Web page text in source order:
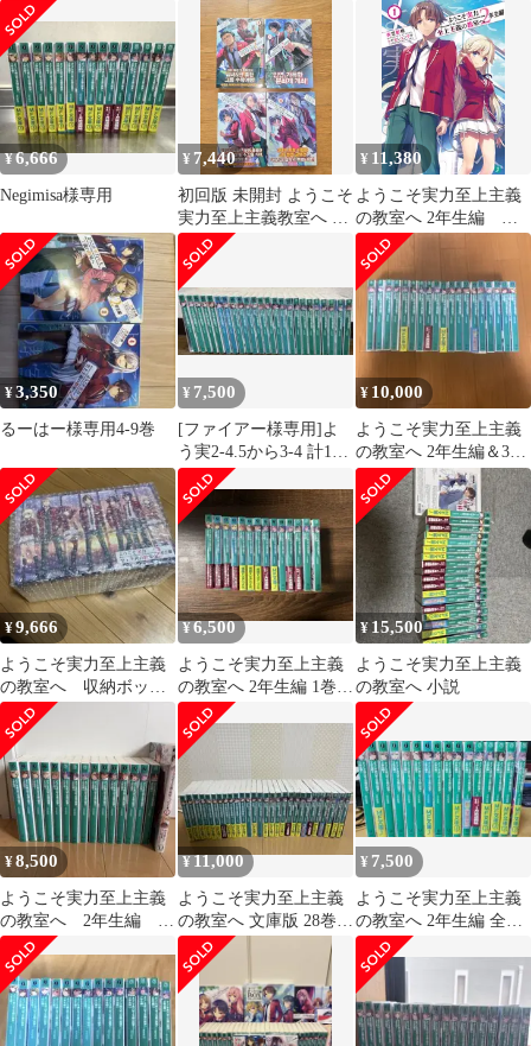
生 編 全巻セット 合計
33冊
義の教室へ 「1年生編
全巻+１年生編公式ガイ
ドブック First File」「2
年生編 14冊※9.5巻抜
け」 セット 衣笠彰梧
【I210-5693】
イトノベル
¥6,666
Negimisa様専用
¥ 7,440
初回版 未開封 ようこそ
実力至上主義教室へ 2
チュ・ハンニョン(JU
HAKNYEON)巻 7-10巻
¥ 11,380
ようこそ実力至上主義
の教室へ 2年生編 ラ
イトノベル 全15冊セ
ット (KADOKAWA/メ
ディアファクトリー)
（文庫） 全巻セット
¥3,350
るーはー様専用4-9巻
¥ 7,500
[ファイアー様専用]よ
う実2-4.5から3-4 計13
冊セット販売
¥ 10,000
ようこそ実力至上主義
の教室へ 2年生編＆3年
生編 全巻セット
¥9,666
ようこそ実力至上主義
の教室へ 収納ボック
ス
¥6,500
ようこそ実力至上主義
の教室へ 2年生編 1巻〜
12巻セット
¥ 15,500
ようこそ実力至上主義
の教室へ 小説
¥8,500
ようこそ実力至上主義
の教室へ 2年生編 全
巻セット 漫画1巻
¥11,000
ようこそ実力至上主義
の教室へ 文庫版 28巻セ
ット
¥ 7,500
ようこそ実力至上主義
の教室へ 2年生編 全巻
セット（公式ガイドブ
ック付き）